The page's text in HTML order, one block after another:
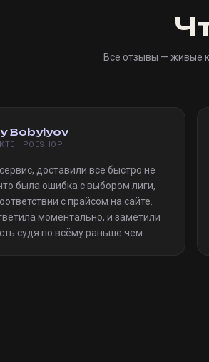
Все отзывы — живые
Bobylyov
· POESHOP
доставили всё быстро не
была ошибка с выбором лиги,
с прайсом на сайте.
моментально, и заметили
судя по всёму раньше чем